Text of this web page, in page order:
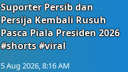
Suporter Persib dan
Persija Kembali Rusuh
Pasca Piala Presiden 2026
#shorts #viral
5 Aug 2026, 8:16 AM